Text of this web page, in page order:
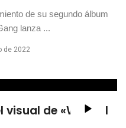
de su segundo álbum
lanza ...
de 2022
de «Where I